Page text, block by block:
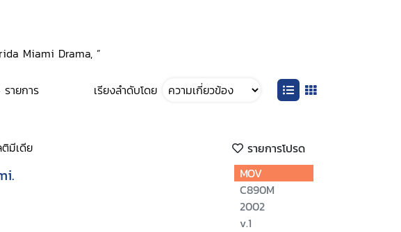
Miami Drama, ”
ายการ เรียงลำดับโดย
มีเดีย รายการโปรด
MOV
C890M
2002
v.1